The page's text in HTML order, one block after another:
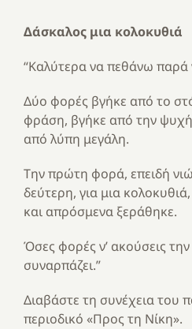
Δάσκαλος μια κολοκυθιά
“Καλύτερα να πεθάνω παρά
Δύο φορές βγήκε από το
φράση, βγήκε από την
από λύπη μεγάλη.
Την πρώτη φορά, επειδή
δεύτερη, για μια
και απρόσμενα ξεράθηκε.
Όσες φορές ν’ ακούσεις
συναρπάζει.”
Διαβάστε τη συνέχεια
περιοδικό «Προς τη Νίκη».